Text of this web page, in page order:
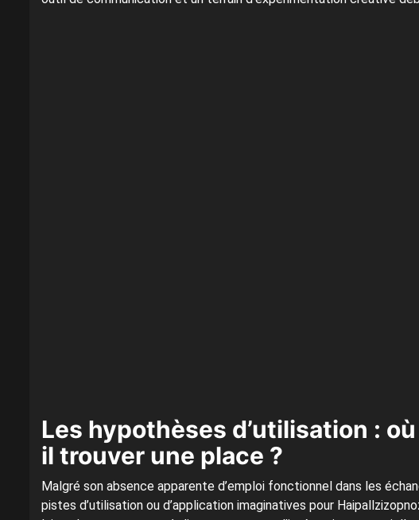
Les hypothèses d’utilisation :
il trouver une place ?
Malgré son absence apparente d’emploi fonctionnel dans les
pistes d’utilisation ou d’application imaginatives pour